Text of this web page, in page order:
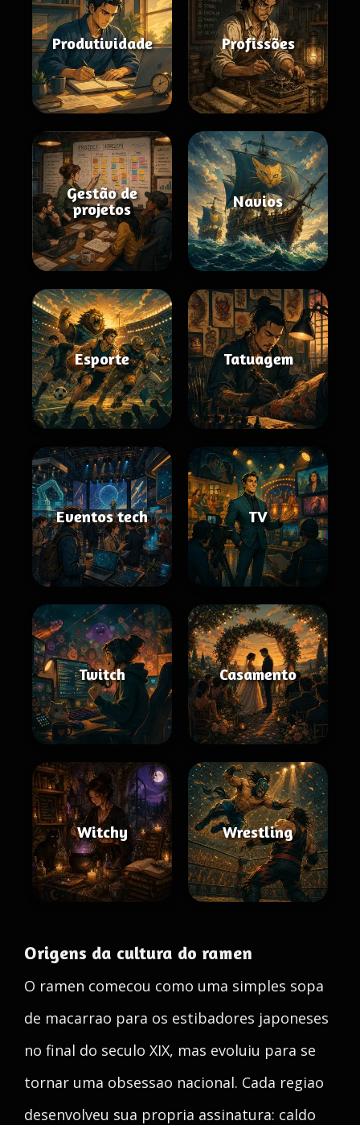
Produtividade Profissões
Gestão de
projetos
Navios
Esporte Tatuagem
Eventos tech TV
Twitch Casamento
Witchy Wrestling
Origens da cultura do ramen
O ramen comecou como uma simples sopa
de macarrao para os estibadores japoneses
no final do seculo XIX, mas evoluiu para se
tornar uma obsessao nacional. Cada regiao
desenvolveu sua propria assinatura: caldo